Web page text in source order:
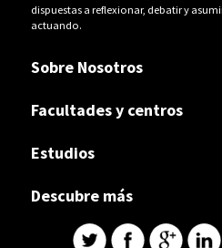
dispuestas a reflexionar, debatir y
actuando.
Sobre Nosotros
Facultades y centros
Estudios
Descubre más